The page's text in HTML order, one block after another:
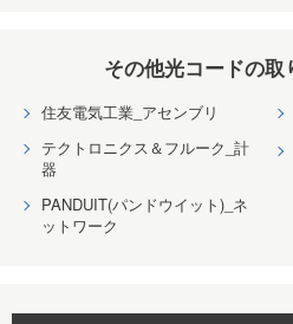
その他光コードの
住友電気工業_アセンブリ
テクトロニクス＆フルーク_計
器
PANDUIT(パンドウイット)_ネ
ットワーク